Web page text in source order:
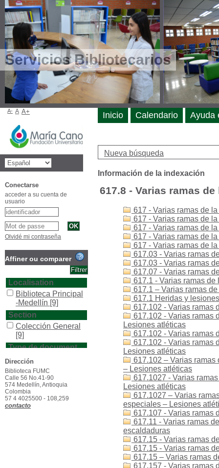
Servicios Bibliotecarios
Nueva búsqueda
Información de la indexación
617.8 - Varias ramas
617 - Varias ramas de
617 - Varias ramas de
617 - Varias ramas de
617 - Varias ramas de
617 - Varias ramas de
617.03 - Varias ramas
617.03 - Varias ramas
617.07 - Varias ramas
617.1 - Varias ramas
617.1 – Varias ramas
617.1 Heridas y
617.102 - Varias ramas
617.102 - Varias ramas
Lesiones atléticas
617.102 - Varias ramas
617.102 - Varias ramas
Lesiones atléticas
617.102 – Varias
– Lesiones atléticas
617.1027 - Varias
Lesiones atléticas
617.1027 – Varias
especiales – Lesiones
617.107 - Varias ramas
617.11 - Varias ramas
escaldaduras
617.15 - Varias ramas
617.15 - Varias ramas
617.15 – Varias ramas
617.157 - Varias ramas
Inicio Calendario Ayuda
A- A A+
Conectarse
acceder a su cuenta de
usuario
Olvidé mi contraseña
Affiner ou comparer
Localisation
Biblioteca Principal
-Medellín [9]
Section
Colección General
[9]
Type de document
texto impreso
Dirección
Biblioteca FUMC
Calle 56 No.41-90
574 Medellín, Antioquia
Colombia
57 4 4025500 - 108,259
contacto